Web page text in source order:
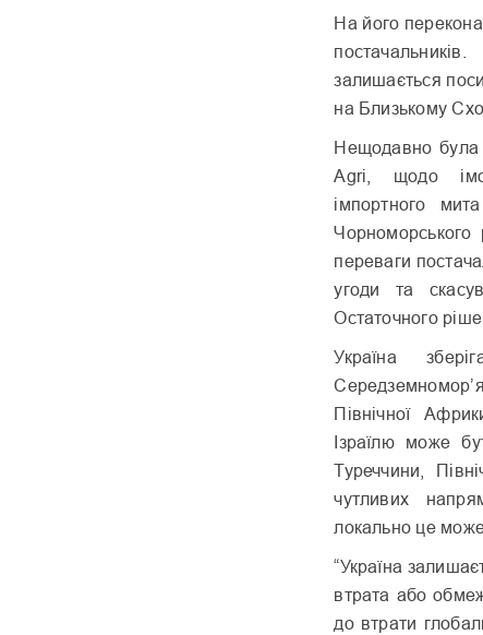
На його
залишається
на Близькому
Нещодавно була
Agri, щодо
імпортного
Чорноморського
переваги
угоди та
Остаточного
Україна
Північної
Ізраїлю може
Туреччини,
чутливих
локально це може
“Україна
втрата або
до втрати